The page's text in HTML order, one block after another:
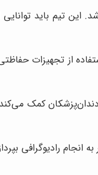
تیم باید توانایی
از تجهیزات
کمک
رادیوگرافی